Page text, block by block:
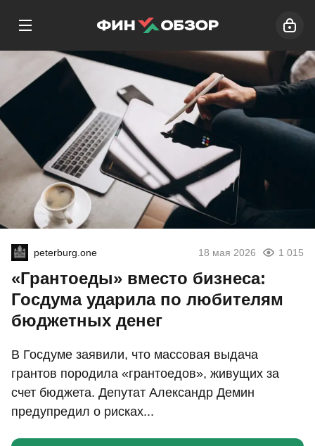
peterburg.one 18 мая 2026 1 015
«Грантоеды» вместо бизнеса:
Госдума ударила по любителям
бюджетных денег
В Госдуме заявили, что массовая выдача
грантов породила «грантоедов», живущих за
счет бюджета. Депутат Александр Демин
предупредил о рисках...